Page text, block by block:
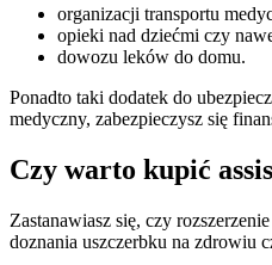
organizacji transportu
opieki nad dziećmi czy
dowozu leków do domu.
Ponadto taki dodatek do
medyczny, zabezpieczysz się
Czy warto kupić
Zastanawiasz się, czy
doznania uszczerbku na zdrowiu